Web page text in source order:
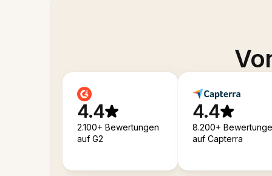
4.4
2.100+ Bewertungen
auf G2
4.4
8.200+
auf Capterra